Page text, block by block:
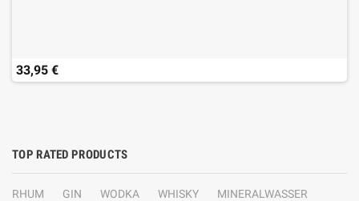
33,95 €
TOP RATED PRODUCTS
RHUM GIN WODKA WHISKY
MINERALWASSER